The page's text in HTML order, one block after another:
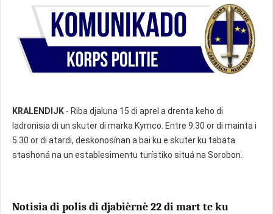
KRALENDIJK - Riba djaluna 15 di aprel a drenta keho di
ladronisia di un skuter di marka Kymco. Entre 9.30 or di mainta i
5.30 or di atardi, deskonosínan a bai ku e skuter ku tabata
stashoná na un establesimentu turístiko situá na Sorobon.
Notisia di polis di djabièrnè 22 di mart te ku